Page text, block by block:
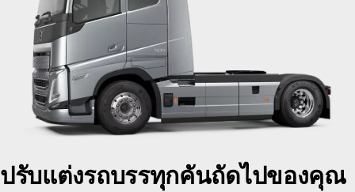
ปรับแต่งรถบรรทุกคันถัดไปของคุณ